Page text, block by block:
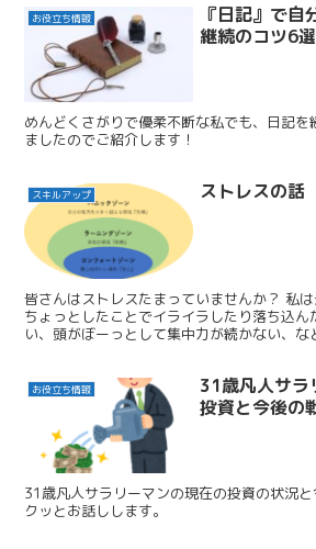
お役立ち情報
『日記』で自
継続のコツ6選
めんどくさがりで優柔不断な私でも、日記を
ましたのでご紹介します！
スキルアップ ストレスの話
皆さんはストレスたまっていませんか？ 私は
ちょっとしたことでイライラしたり落ち込
い、頭がぼーっとして集中力が続かない、な
お役立ち情報
31歳凡人サラ
投資と今後の
31歳凡人サラリーマンの現在の投資の状況
クッとお話しします。